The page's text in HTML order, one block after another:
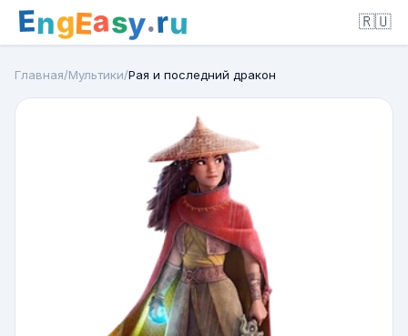
EngEasy.ru 🇷🇺
Главная/Мультики/Рая и последний дракон